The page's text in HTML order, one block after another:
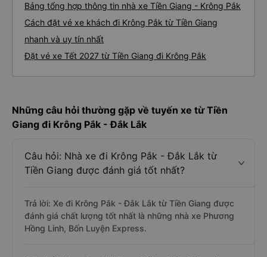
Bảng tổng hợp thông tin nhà xe Tiền Giang - Krông Pắk
Cách đặt vé xe khách đi Krông Pắk từ Tiền Giang
nhanh và uy tín nhất
Đặt vé xe Tết 2027 từ Tiền Giang đi Krông Pắk
Những câu hỏi thường gặp về tuyến xe từ Tiền
Giang đi Krông Pắk - Đắk Lắk
Câu hỏi: Nhà xe đi Krông Pắk - Đắk Lắk từ
Tiền Giang được đánh giá tốt nhất?
Trả lời: Xe đi Krông Pắk - Đắk Lắk từ Tiền Giang được
đánh giá chất lượng tốt nhất là những nhà xe Phương
Hồng Linh, Bốn Luyện Express.